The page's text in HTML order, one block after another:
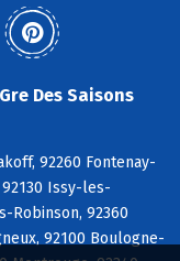
Des Saisons
92260 Fontenay-
92130 Issy-les-
Robinson, 92360
92100 Boulogne-